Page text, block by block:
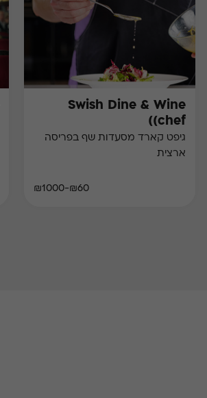
Swish Dine & Wine
(chef)
גיפט קארד מסעדות שף בפריסה
ארצית
₪60-₪1000